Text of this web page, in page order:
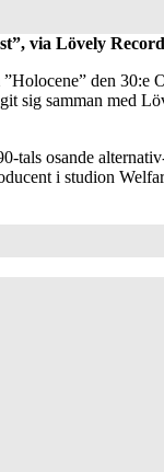
via Lövely
den
sig samman med
tals osande
i studion